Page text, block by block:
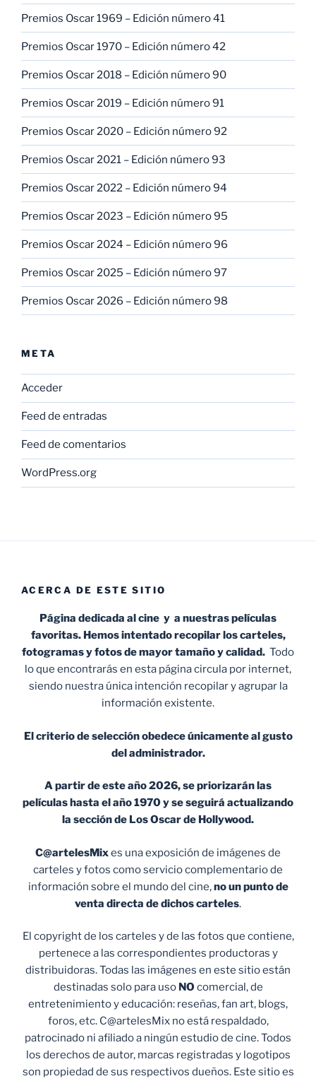
Premios Oscar 1969 – Edición número 41
Premios Oscar 1970 – Edición número 42
Premios Oscar 2018 – Edición número 90
Premios Oscar 2019 – Edición número 91
Premios Oscar 2020 – Edición número 92
Premios Oscar 2021 – Edición número 93
Premios Oscar 2022 – Edición número 94
Premios Oscar 2023 – Edición número 95
Premios Oscar 2024 – Edición número 96
Premios Oscar 2025 – Edición número 97
Premios Oscar 2026 – Edición número 98
META
Acceder
Feed de entradas
Feed de comentarios
WordPress.org
ACERCA DE ESTE SITIO
Página dedicada al cine y a nuestras películas
favoritas. Hemos intentado recopilar los carteles,
fotogramas y fotos de mayor tamaño y calidad. Todo
lo que encontrarás en esta página circula por internet,
siendo nuestra única intención recopilar y agrupar la
información existente.
El criterio de selección obedece únicamente al gusto
del administrador.
A partir de este año 2026, se priorizarán las
películas hasta el año 1970 y se seguirá actualizando
la sección de Los Oscar de Hollywood.
C@artelesMixes una exposición de imágenes de
carteles y fotos como servicio complementario de
información sobre el mundo del cine,no un punto de
venta directa de dichos carteles.
El copyright de los carteles y de las fotos que contiene,
pertenece a las correspondientes productoras y
distribuidoras. Todas las imágenes en este sitio están
destinadas solo para uso NO comercial, de
entretenimiento y educación: reseñas, fan art, blogs,
foros, etc. C@artelesMix no está respaldado,
patrocinado ni afiliado a ningún estudio de cine. Todos
los derechos de autor, marcas registradas y logotipos
son propiedad de sus respectivos dueños. Este sitio es